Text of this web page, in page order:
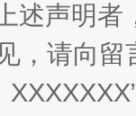
述声明
，请向